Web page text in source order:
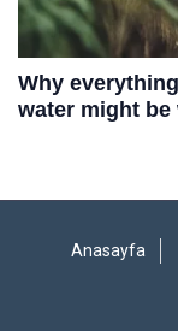
Anasayfa